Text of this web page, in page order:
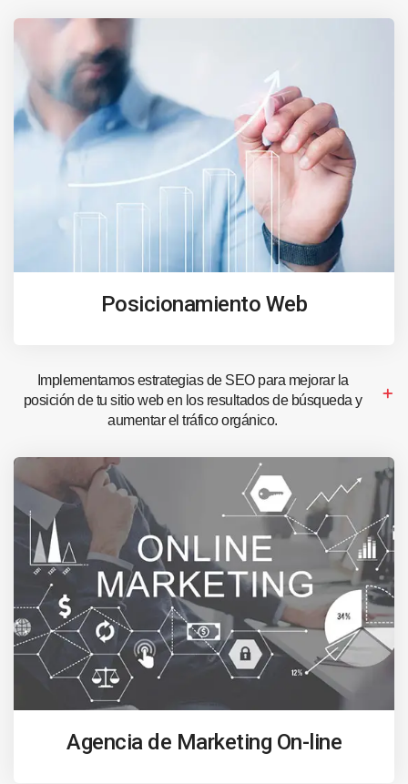
Posicionamiento Web
Implementamos estrategias de SEO para mejorar la
posición de tu sitio web en los resultados de búsqueda y
aumentar el tráfico orgánico.
Agencia de Marketing On-line